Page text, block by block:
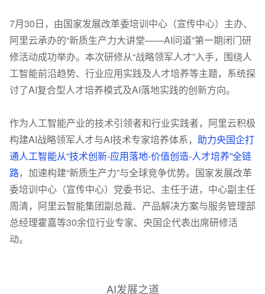
7月30日，由国家发展改革委培训中心（宣传中心）主办、
阿里云承办的“新质生产力大讲堂——AI问道”第一期闭门研
修活动成功举办。本次研修从“战略领军人才”入手，围绕人
工智能前沿趋势、行业应用实践及人才培养等主题，系统探
讨了AI复合型人才培养模式及AI落地实践的创新方向。
作为人工智能产业的技术引领者和行业实践者，阿里云积极
构建AI战略领军人才与AI技术专家培养体系， 助力央国企打
通人工智能从“技术创新-应用落地-价值创造-人才培养”全链
路，加速构建“新质生产力”与全球竞争优势。国家发展改革
委培训中心（宣传中心）党委书记、主任于进，中心副主任
周清，阿里云智能集团副总裁、产品解决方案与服务管理部
总经理霍嘉等30余位行业专家、央国企代表出席研修活
动。
AI发展之道